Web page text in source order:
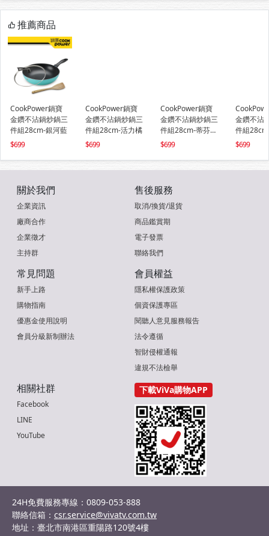
推薦商品
CookPower鍋寶
金鑽不沾鍋炒鍋三
件組28cm-銀河藍
699
CookPower鍋寶
金鑽不沾鍋炒鍋三
件組28cm-活力橘
699
CookPower鍋寶
金鑽不沾鍋炒鍋三
件組28cm-蒂芬妮
藍699
金鑽不沾
件組
699
關於我們
企業資訊
廠商合作
企業徵才
主持群
售後服務
取消/換貨/退貨
商品鑑賞期
電子發票
聯絡我們
常見問題
新手上路
購物指南
優惠金使用說明
會員分級新制辦法
會員權益
隱私權保護政策
個資保護專區
閱聽人意見服務報告
法令遵循
智財侵權通報
違規不法檢舉
相關社群
Facebook
LINE
YouTube
下載ViVa購物APP
24H免費服務專線：0809-053-888
聯絡信箱： csr.service@vivatv.com.tw
地址：臺北市南港區重陽路120號4樓